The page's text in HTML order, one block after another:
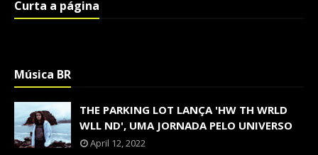
Curta a página
Música BR
THE PARKING LOT LANÇA 'HW TH WRLD
WLL ND', UMA JORNADA PELO UNIVERSO
April 12, 2022